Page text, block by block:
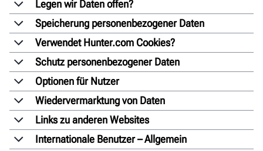
Legen wir Daten offen?
Speicherung personenbezogener Daten
Verwendet Hunter.com Cookies?
Schutz personenbezogener Daten
Optionen für Nutzer
Wiedervermarktung von Daten
Links zu anderen Websites
Internationale Benutzer – Allgemein